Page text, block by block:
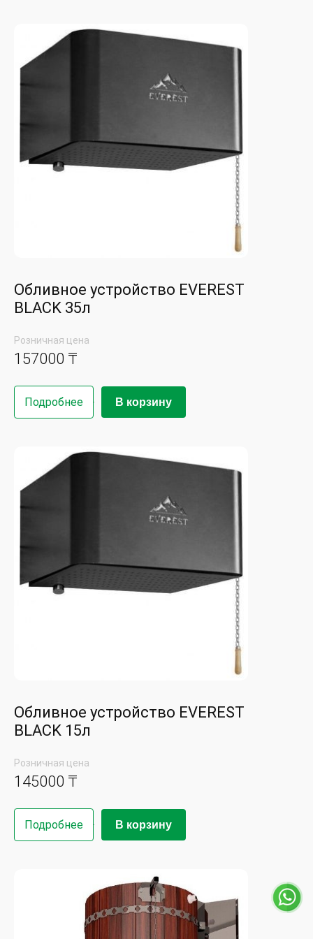
Обливное устройство EVEREST
BLACK 35л
Розничная цена
157000 ₸
Подробнее В корзину
Обливное устройство EVEREST
BLACK 15л
Розничная цена
145000 ₸
Подробнее В корзину